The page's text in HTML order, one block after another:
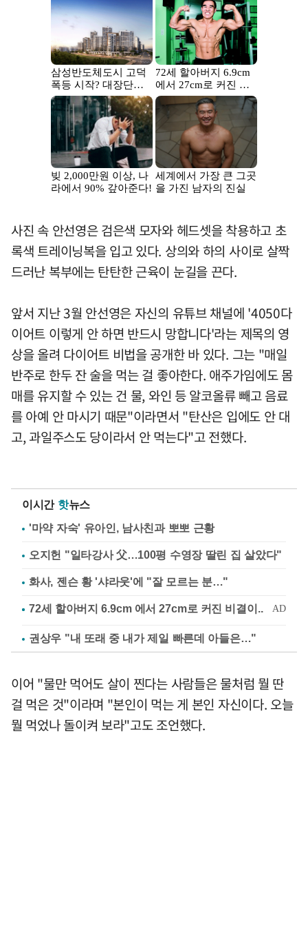
사진 속 안선영은 검은색 모자와 헤드셋을 착용하고 초
록색 트레이닝복을 입고 있다. 상의와 하의 사이로 살짝
드러난 복부에는 탄탄한 근육이 눈길을 끈다.
앞서 지난 3월 안선영은 자신의 유튜브 채널에 '4050다
이어트 이렇게 안 하면 반드시 망합니다'라는 제목의 영
상을 올려 다이어트 비법을 공개한 바 있다. 그는 "매일
반주로 한두 잔 술을 먹는 걸 좋아한다. 애주가임에도 몸
매를 유지할 수 있는 건 물, 와인 등 알코올류 빼고 음료
를 아예 안 마시기 때문"이라면서 "탄산은 입에도 안 대
고, 과일주스도 당이라서 안 먹는다"고 전했다.
이시간 핫뉴스
'마약 자숙' 유아인, 남사친과 뽀뽀 근황
오지헌 "일타강사 父…100평 수영장 딸린 집 살았다"
화사, 젠슨 황 '샤라웃'에 "잘 모르는 분…"
권상우 "내 또래 중 내가 제일 빠른데 아들은…"
이어 "물만 먹어도 살이 찐다는 사람들은 물처럼 뭘 딴
걸 먹은 것"이라며 "본인이 먹는 게 본인 자신이다. 오늘
뭘 먹었나 돌이켜 보라"고도 조언했다.